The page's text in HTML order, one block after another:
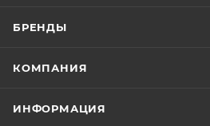
БРЕНДЫ
КОМПАНИЯ
ИНФОРМАЦИЯ